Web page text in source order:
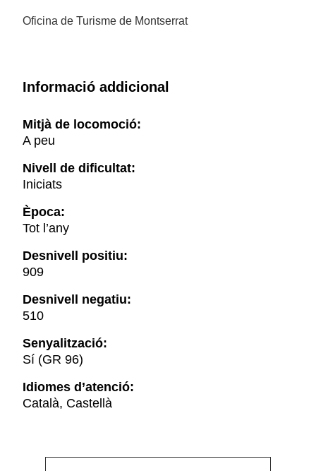
Oficina de Turisme de Montserrat
Informació addicional
Mitjà de locomoció:
A peu
Nivell de dificultat:
Iniciats
Època:
Tot l’any
Desnivell positiu:
909
Desnivell negatiu:
510
Senyalització:
Sí (GR 96)
Idiomes d’atenció:
Català, Castellà